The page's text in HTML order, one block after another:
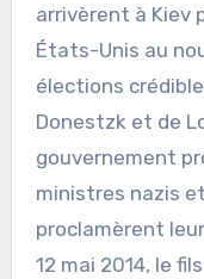
arrivèrent à Kiev
États-Unis au
élections
Donestzk et de
gouvernement
ministres nazis
proclamèrent
12 mai 2014, le